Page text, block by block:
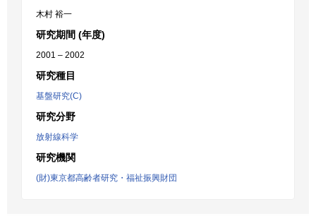
木村 裕一
研究期間 (年度)
2001 – 2002
研究種目
基盤研究(C)
研究分野
放射線科学
研究機関
(財)東京都高齢者研究・福祉振興財団